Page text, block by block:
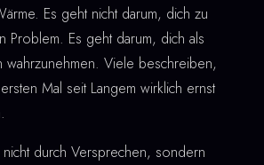
Es geht nicht darum, dich zu
Problem. Es geht darum, dich als
wahrzunehmen. Viele beschreiben,
Mal seit Langem wirklich ernst
nicht durch Versprechen, sondern